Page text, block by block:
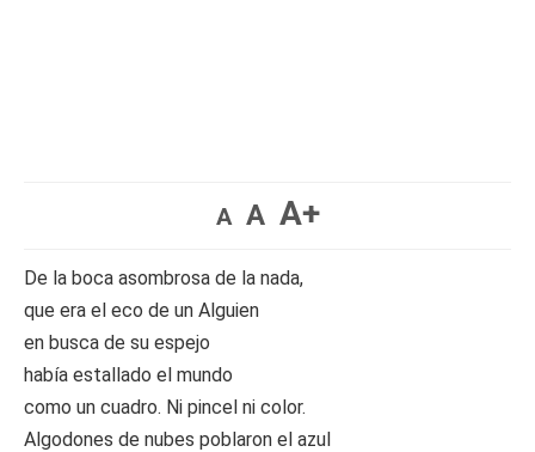
A A A+
De la boca asombrosa de la nada,
que era el eco de un Alguien
en busca de su espejo
había estallado el mundo
como un cuadro. Ni pincel ni color.
Algodones de nubes poblaron el azul